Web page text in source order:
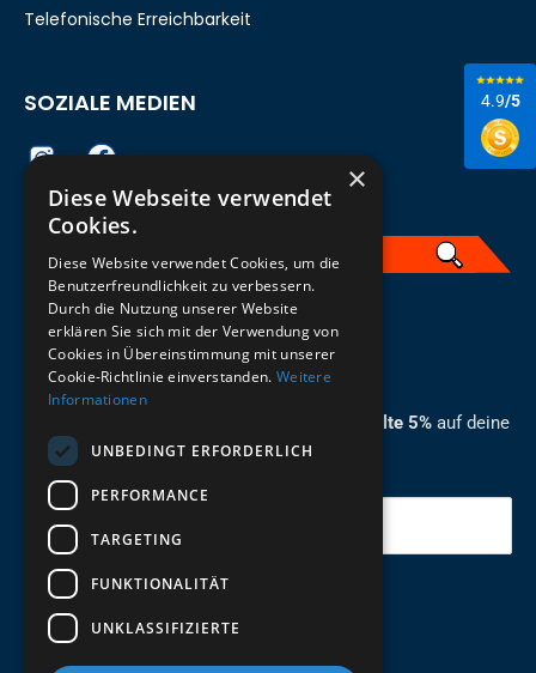
4.9/5
ZUM NEWSLETTER ANMELDEN
Melde dich jetzt zum Newsletter an und erhalte 5% auf deine
erste Bestellung.
Deine Email
Abschicken
Telefonische Erreichbarkeit
SOZIALE MEDIEN
German
×
Diese Webseite verwendet
Cookies.
Diese Website verwendet Cookies, um die
Benutzerfreundlichkeit zu verbessern.
Durch die Nutzung unserer Website
erklären Sie sich mit der Verwendung von
Cookies in Übereinstimmung mit unserer
Cookie-Richtlinie einverstanden. Weitere
Informationen
UNBEDINGT ERFORDERLICH
PERFORMANCE
TARGETING
FUNKTIONALITÄT
UNKLASSIFIZIERTE